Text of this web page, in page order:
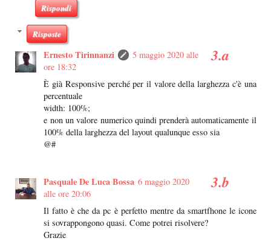
Rispondi
Risposte
Ernesto Tirinnanzi
5 maggio 2020 alle
ore 18:32
È già Responsive perché per il valore della larghezza c'è una
percentuale
width: 100%;
e non un valore numerico quindi prenderà automaticamente il
100% della larghezza del layout qualunque esso sia
@#
Pasquale De Luca Bossa 6 maggio 2020
alle ore 20:06
Il fatto è che da pc è perfetto mentre da smartfhone le icone
si sovrappongono quasi. Come potrei risolvere?
Grazie